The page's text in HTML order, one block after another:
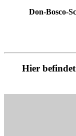
Don-Bosco-
Hier